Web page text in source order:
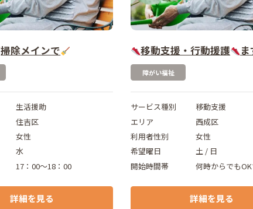
掃除メインで
生活援助
住吉区
女性
水
17：00～18：00
詳細を見る
移動支援・行動援護
障がい福祉
サービス種別
移動支援
エリア
西成区
利用者性別
女性
希望曜日
土 / 日
開始時間帯
何時からでも
詳細を見る